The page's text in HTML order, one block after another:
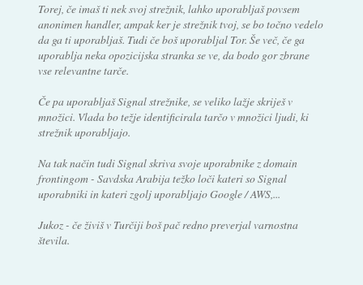
Torej, če imaš ti nek svoj strežnik, lahko uporabljaš povsem
anonimen handler, ampak ker je strežnik tvoj, se bo točno vedelo
da ga ti uporabljaš. Tudi če boš uporabljal Tor. Še več, če ga
uporablja neka opozicijska stranka se ve, da bodo gor zbrane
vse relevantne tarče.
Če pa uporabljaš Signal strežnike, se veliko lažje skriješ v
množici. Vlada bo težje identificirala tarčo v množici ljudi, ki
strežnik uporabljajo.
Na tak način tudi Signal skriva svoje uporabnike z domain
frontingom - Savdska Arabija težko loči kateri so Signal
uporabniki in kateri zgolj uporabljajo Google / AWS,...
Jukoz - če živiš v Turčiji boš pač redno preverjal varnostna
števila.